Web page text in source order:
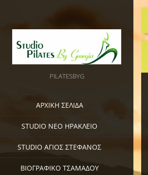
PILATESBYG
ΑΡΧΙΚΗ ΣΕΛΙΔΑ
STUDIO ΝΕΟ ΗΡΑΚΛΕΙΟ
STUDIO ΑΓΙΟΣ ΣΤΕΦΑΝΟΣ
ΒΙΟΓΡΑΦΙΚΟ ΤΣΑΜΑΔΟΥ